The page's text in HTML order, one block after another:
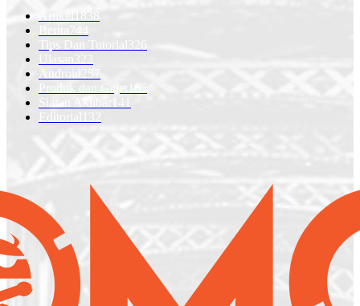
Artikel
Berita744
Tips Dan Tutorial
326
Ulasan
323
Android
257
Produk dan Gajet
Siaran Akhbar
141
Editorial